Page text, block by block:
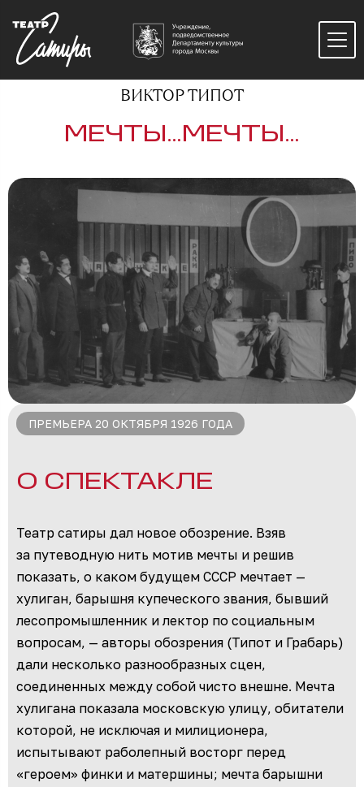
ВИКТОР ТИПОТ
МЕЧТЫ…МЕЧТЫ…
ПРЕМЬЕРА 20 ОКТЯБРЯ 1926 ГОДА
О СПЕКТАКЛЕ
Театр сатиры дал новое обозрение. Взяв
за путеводную нить мотив мечты и решив
показать, о каком будущем СССР мечтает —
хулиган, барышня купеческого звания, бывший
лесопромышленник и лектор по социальным
вопросам, — авторы обозрения (Типот и Грабарь)
дали несколько разнообразных сцен,
соединенных между собой чисто внешне. Мечта
хулигана показала московскую улицу, обитатели
которой, не исключая и милиционера,
испытывают раболепный восторг перед
«героем» финки и матершины; мечта барышни